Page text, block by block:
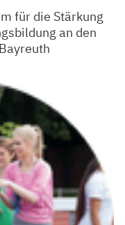
für die Stärkung
an den